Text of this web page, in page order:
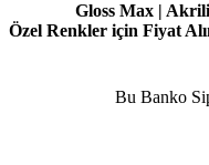
Gloss Max |
Özel Renkler için Fiyat
Bu Banko